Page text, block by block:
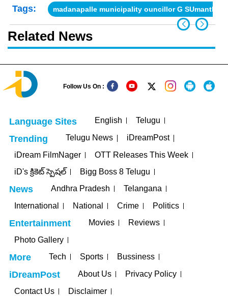
Tags: madanapalle municipality ouncillor G SUmanth
Related News
Follow Us On :
Language Sites English Telugu
Trending Telugu News
iDreamPost
iDream FilmNager
OTT Releases This Week
iD's క్రికెట్ స్పెషల్
Bigg Boss 8 Telugu
News Andhra Pradesh
Telangana
International
National Crime Politics
Entertainment Movies
Reviews
Photo Gallery
More Tech Sports Bussiness
iDreamPost About Us
Privacy Policy
Contact Us
Disclaimer